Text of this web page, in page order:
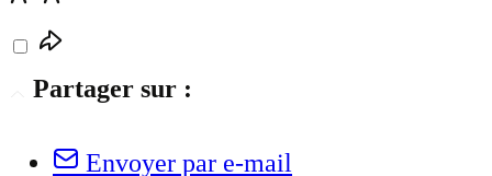
Partager sur :
Envoyer par e-mail